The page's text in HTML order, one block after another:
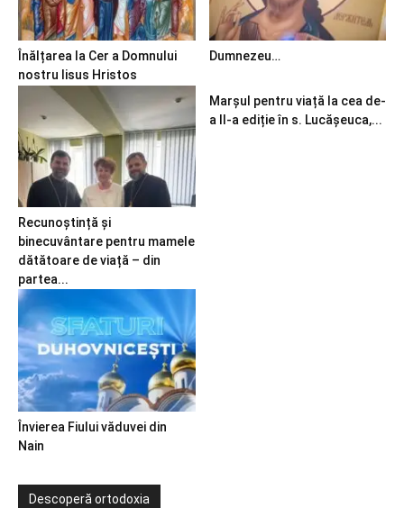
Înălțarea la Cer a Domnului
nostru Iisus Hristos
Dumnezeu…
Recunoștință și
binecuvântare pentru mamele
dătătoare de viață – din
partea...
Marșul pentru viață la cea de-
a II-a ediție în s. Lucășeuca,...
Învierea Fiului văduvei din
Nain
Descoperă ortodoxia